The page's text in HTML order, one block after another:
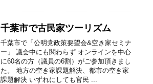
千葉市で古民家ツーリズム
千葉市で「公明党政策要望会&空き家セミナ
ー」 議会中にも関わらず オンラインを中心
に60名の方（議員の6割）がご参加頂きまし
た。 地方の空き家課題解決、都市の空き家
課題解決 いずれにしても官民 ...